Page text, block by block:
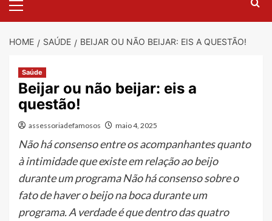
Menu
HOME SAÚDE BEIJAR OU NÃO BEIJAR: EIS A QUESTÃO!
Saúde
Beijar ou não beijar: eis a
questão!
assessoriadefamosos maio 4, 2025
Não há consenso entre os acompanhantes quanto
à intimidade que existe em relação ao beijo
durante um programa Não há consenso sobre o
fato de haver o beijo na boca durante um
programa. A verdade é que dentro das quatro